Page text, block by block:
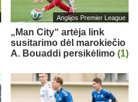
Anglijos Premier League
„Man City“ artėja link
susitarimo dėl marokiečio
A. Bouaddi persikėlimo (1)